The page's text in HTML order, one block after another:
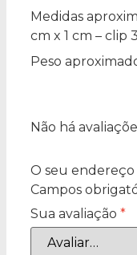
Medidas
cm x 1 cm – clip
Peso
Não há
O seu endereço
Campos
Sua avaliação *